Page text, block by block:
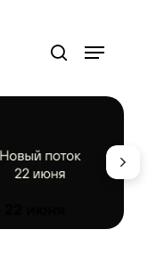
поиск
Меню